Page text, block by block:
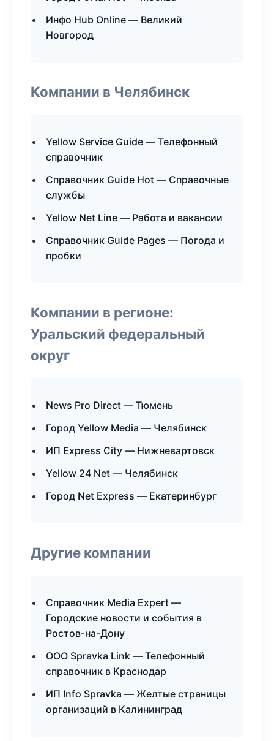
Инфо Hub Online — Великий
Новгород
Компании в Челябинск
Yellow Service Guide — Телефонный
справочник
Справочник Guide Hot — Справочные
службы
Yellow Net Line — Работа и вакансии
Справочник Guide Pages — Погода и
пробки
Компании в регионе:
Уральский федеральный
округ
News Pro Direct — Тюмень
Город Yellow Media — Челябинск
ИП Express City — Нижневартовск
Yellow 24 Net — Челябинск
Город Net Express — Екатеринбург
Другие компании
Справочник Media Expert —
Городские новости и события в
Ростов-на-Дону
ООО Spravka Link — Телефонный
справочник в Краснодар
ИП Info Spravka — Желтые страницы
организаций в Калининград